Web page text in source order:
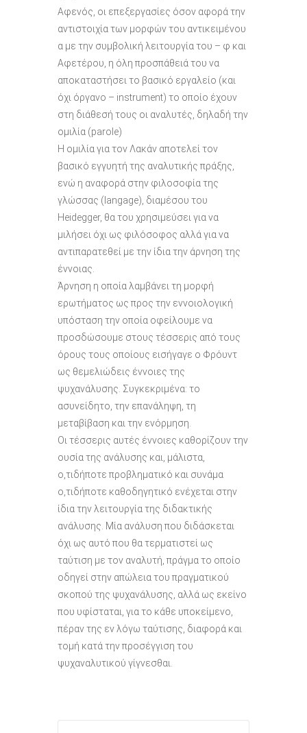
Αφενός, οι επεξεργασίες όσον αφορά την
αντιστοιχία των μορφών του αντικειμένου
α με την συμβολική λειτουργία του – φ και
Αφετέρου, η όλη προσπάθειά του να
αποκαταστήσει το βασικό εργαλείο (και
όχι όργανο – instrument) το οποίο έχουν
στη διάθεσή τους οι αναλυτές, δηλαδή την
ομιλία (parole)
Η ομιλία για τον Λακάν αποτελεί τον
βασικό εγγυητή της αναλυτικής πράξης,
ενώ η αναφορά στην φιλοσοφία της
γλώσσας (langage), διαμέσου του
Heidegger, θα του χρησιμεύσει για να
μιλήσει όχι ως φιλόσοφος αλλά για να
αντιπαρατεθεί με την ίδια την άρνηση της
έννοιας.
Άρνηση η οποία λαμβάνει τη μορφή
ερωτήματος ως προς την εννοιολογική
υπόσταση την οποία οφείλουμε να
προσδώσουμε στους τέσσερις από τους
όρους τους οποίους εισήγαγε ο Φρόυντ
ως θεμελιώδεις έννοιες της
ψυχανάλυσης. Συγκεκριμένα: το
ασυνείδητο, την επανάληψη, τη
μεταβίβαση και την ενόρμηση.
Οι τέσσερις αυτές έννοιες καθορίζουν την
ουσία της ανάλυσης και, μάλιστα,
ο,τιδήποτε προβληματικό και συνάμα
ο,τιδήποτε καθοδηγητικό ενέχεται στην
ίδια την λειτουργία της διδακτικής
ανάλυσης. Μία ανάλυση που διδάσκεται
όχι ως αυτό που θα τερματιστεί ως
ταύτιση με τον αναλυτή, πράγμα το οποίο
οδηγεί στην απώλεια του πραγματικού
σκοπού της ψυχανάλυσης, αλλά ως εκείνο
που υφίσταται, για το κάθε υποκείμενο,
πέραν της εν λόγω ταύτισης, διαφορά και
τομή κατά την προσέγγιση του
ψυχαναλυτικού γίγνεσθαι.